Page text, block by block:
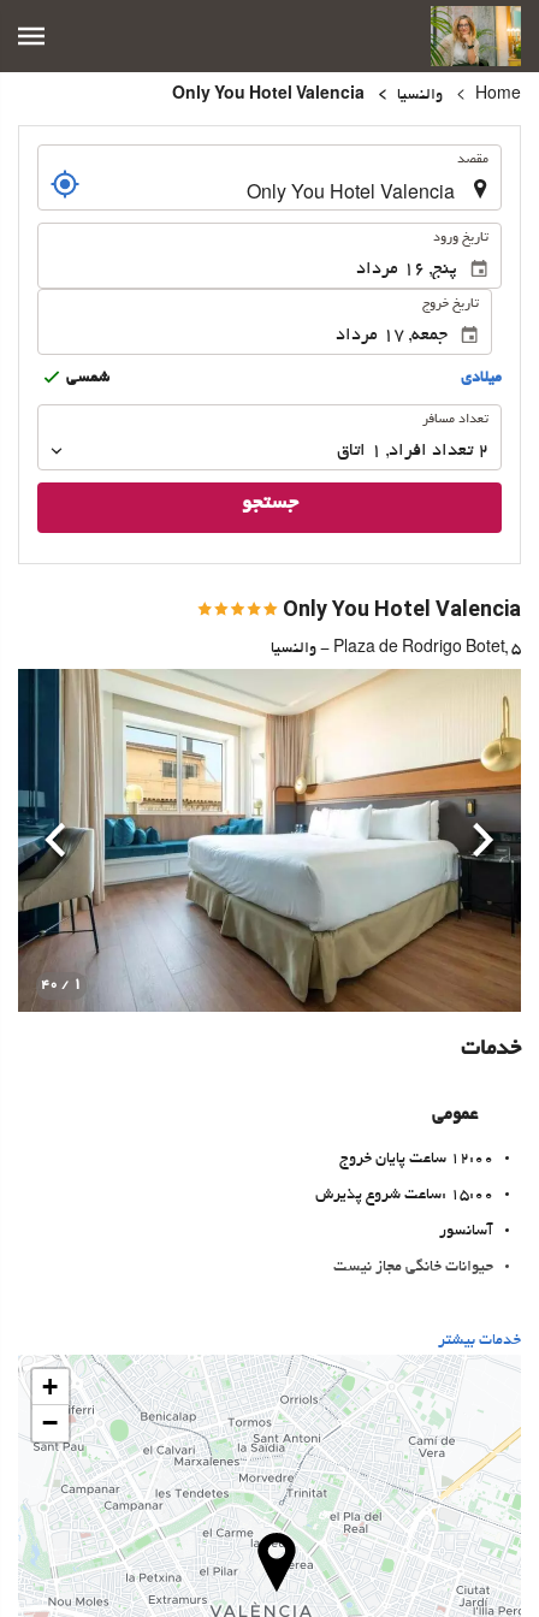
Home والنسیا
مقصد
تاریخ ورود
تاریخ خروج
ميلادى شمسى
تعداد
تعداد مسافر
2 تعداد افراد ,
1 اتاق
جستجو
Only You Hotel Valencia
Plaza de Rodrigo Botet, 5 - والنسیا
1
/ 40
قبلی بعدی
خدمات
عمومی
12:00 ساعت پایان خروج
15:00 :ساعت شروع پذیرش
آسانسور
حیوانات خانگی مجاز نیست
غذا و نوشیدنی
رستوران آلاکارته
بار
On-site coffee house
خدمات پذیرش
24-Hour Front Desk
انبار چمدان
خدمات بیشتر
+
−